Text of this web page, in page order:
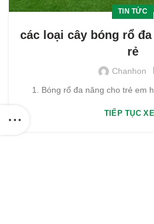
TIN TỨC
các loại cây bóng rổ
rẻ
Chanhon
1. Bóng rổ đa năng cho trẻ em
TIẾP TỤC